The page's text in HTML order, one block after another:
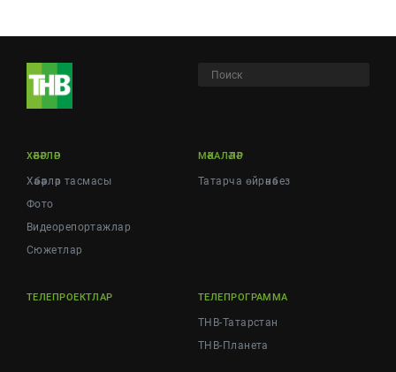
ХӘБӘРЛӘР
Хәбәрләр тасмасы
Фото
Видеорепортажлар
Cюжетлар
МӘКАЛӘЛӘР
Татарча өйрәнәбез
ТЕЛЕПРОЕКТЛАР ТЕЛЕПРОГРАММА
ТНВ-Татарстан
ТНВ-Планета